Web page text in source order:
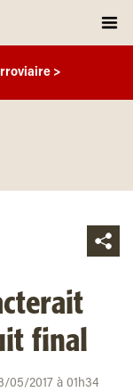
>
final
05/2017 à 01h34